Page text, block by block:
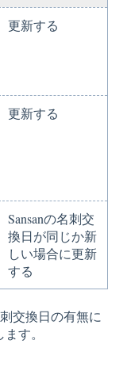
更新する
更新する
Sansanの名刺交
換日が同じか新
しい場合に更新
する
交換日の有無に
す。